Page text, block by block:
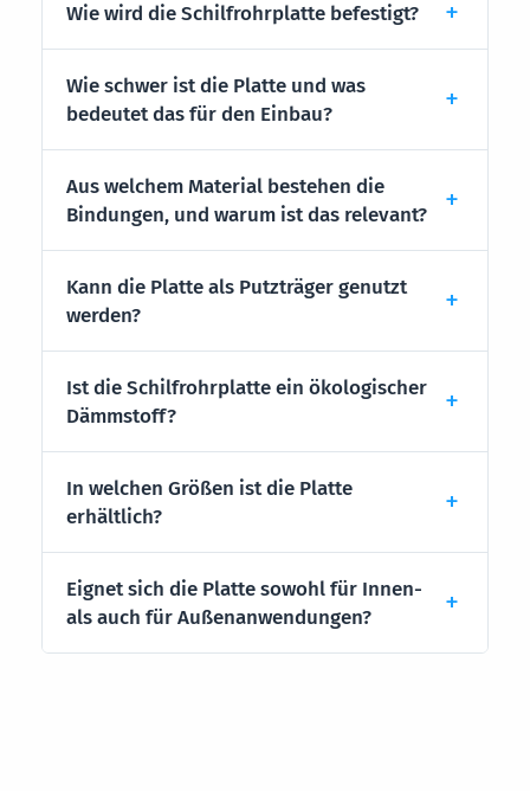
Wie wird die Schilfrohrplatte befestigt?
Wie schwer ist die Platte und was
bedeutet das für den Einbau?
Aus welchem Material bestehen die
Bindungen, und warum ist das relevant?
Kann die Platte als Putzträger genutzt
werden?
Ist die Schilfrohrplatte ein ökologischer
Dämmstoff?
In welchen Größen ist die Platte
erhältlich?
Eignet sich die Platte sowohl für Innen-
als auch für Außenanwendungen?